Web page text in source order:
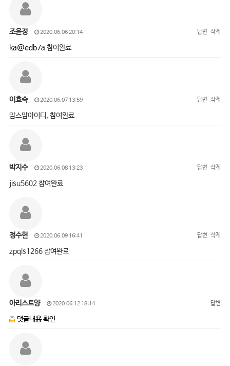
조윤정 2020.06.06 20:14 답변 삭제
ka@edb7a 참여완료
이효숙 2020.06.07 13:59 답변 삭제
맘스맘아이디, 참여완료
박지수 2020.06.08 13:23 답변 삭제
jisu5602 참여완료
정수현 2020.06.09 16:41 답변 삭제
zpqls1266 참여완료
아리스트양 2020.06.12 18:14 답변
댓글내용 확인